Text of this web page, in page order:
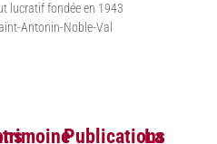
lucratif fondée en 1943
Antonin-Noble-Val
Publications
La